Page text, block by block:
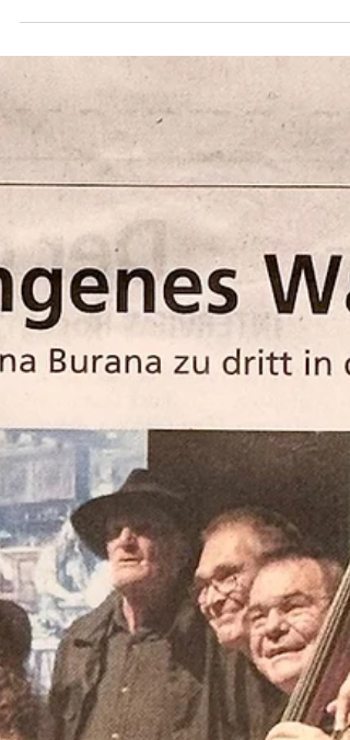
Heilige Nacht von Ludwig
Thoma berührend vorgetragen
gelesen von Dr. Rudi Neumaier, Musik:
Griesstätter Sängerinnen Ludwig Thoma
die Weihnachtsgeschichte nach dem
Lukasevangelium in das tief verschneite
bayerische Oberland. In berührenden Versen
altbairischen Dialekt erzählt er von Maria und
Josef, die auf ihrer beschwerlichen Reise nach
Bethlehem von wohlhabenden Herbergsleuten
abgewiesen werden – bis das Christuskind
schließlich in einer einfachen Krippe das Licht
der Welt erblickt. Die kraftvolle und